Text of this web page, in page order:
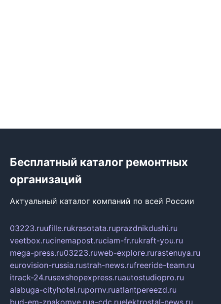
Бесплатный каталог ремонтных
организаций
Актуальный каталог компаний по всей России
03223.ruufille.rukrasotata.ruprazdnikdushi.ru
veetbox.rucinemapost.ruciam-fr.rukraft-you.ru
mega-press.ru03223.ruweb-explore.rurastenuya.ru
eurovision-russia.rustrah-news.rufreeride-team.ru
itrack-24.rusexshopexpress.ruautostudiopro.ru
alabuga-cityhotel.rupornv.ruatlantpereezd.ru
bud-em-znakomye.rua-cdc.ruelektrostal-news.ru